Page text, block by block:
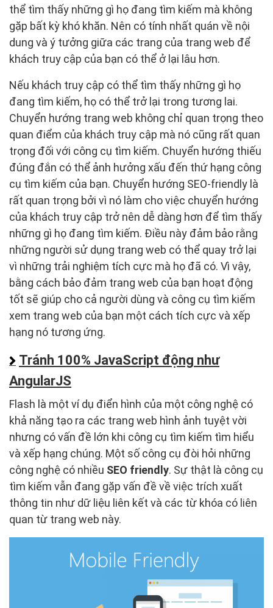
thể tìm thấy những gì họ đang tìm kiếm mà không
gặp bất kỳ khó khăn. Nên có tính nhất quán về nội
dung và ý tưởng giữa các trang của trang web để
khách truy cập của bạn có thể ở lại lâu hơn.
Nếu khách truy cập có thể tìm thấy những gì họ
đang tìm kiếm, họ có thể trở lại trong tương lai.
Chuyển hướng trang web không chỉ quan trọng theo
quan điểm của khách truy cập mà nó cũng rất quan
trọng đối với công cụ tìm kiếm. Chuyển hướng thiếu
đúng đắn có thể ảnh hưởng xấu đến thứ hạng công
cụ tìm kiếm của bạn. Chuyển hướng SEO-friendly là
rất quan trọng bởi vì nó làm cho việc chuyển hướng
của khách truy cập trở nên dễ dàng hơn để tìm thấy
những gì họ đang tìm kiếm. Điều này đảm bảo rằng
những người sử dụng trang web có thể quay trở lại
vì những trải nghiệm tích cực mà họ đã có. Vì vậy,
bằng cách bảo đảm trang web của bạn hoạt động
tốt sẽ giúp cho cả người dùng và công cụ tìm kiếm
xem trang web của bạn một cách tích cực và xếp
hạng nó tương ứng.
Tránh 100% JavaScript động như
AngularJS
Flash là một ví dụ điển hình của một công nghệ có
khả năng tạo ra các trang web hình ảnh tuyệt vời
nhưng có vấn đề lớn khi công cụ tìm kiếm tìm hiểu
và xếp hạng chúng. Một số công cụ đòi hỏi những
công nghệ có nhiều SEO friendly. Sự thật là công cụ
tìm kiếm vẫn đang gặp vấn đề về việc trích xuất
thông tin như dữ liệu liên kết và các từ khóa có liên
quan từ trang web này.